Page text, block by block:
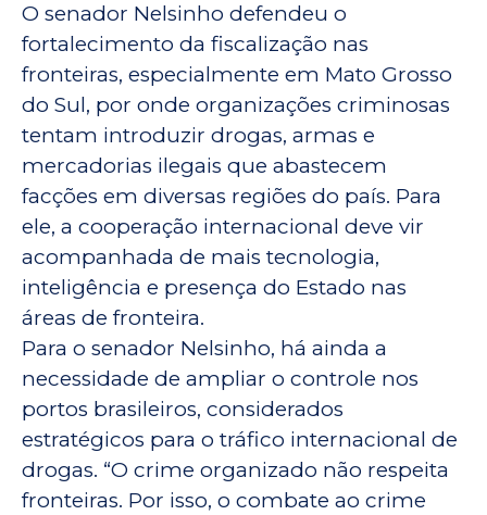
O senador Nelsinho defendeu o
fortalecimento da fiscalização nas
fronteiras, especialmente em Mato Grosso
do Sul, por onde organizações criminosas
tentam introduzir drogas, armas e
mercadorias ilegais que abastecem
facções em diversas regiões do país. Para
ele, a cooperação internacional deve vir
acompanhada de mais tecnologia,
inteligência e presença do Estado nas
áreas de fronteira.
Para o senador Nelsinho, há ainda a
necessidade de ampliar o controle nos
portos brasileiros, considerados
estratégicos para o tráfico internacional de
drogas. “O crime organizado não respeita
fronteiras. Por isso, o combate ao crime